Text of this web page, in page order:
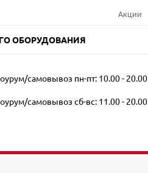
Акции
ОБОРУДОВАНИЯ
самовывоз пн-пт: 10.00 - 20.00
самовывоз сб-вс: 11.00 - 20.00